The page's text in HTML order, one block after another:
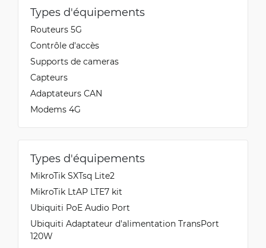
Types d'équipements
Routeurs 5G
Contrôle d'accès
Supports de cameras
Capteurs
Adaptateurs CAN
Modems 4G
Types d'équipements
MikroTik SXTsq Lite2
MikroTik LtAP LTE7 kit
Ubiquiti PoE Audio Port
Ubiquiti Adaptateur d'alimentation TransPort
120W